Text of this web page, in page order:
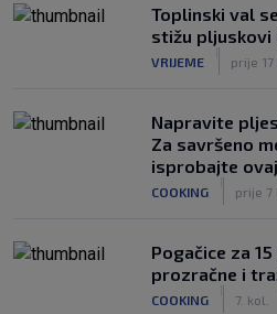
Toplinski val
stižu pljuskovi
VRIJEME prije 17
Napravite
Za savršeno
isprobajte
COOKING prije 7
Pogačice za
prozračne i
COOKING 7. kol.